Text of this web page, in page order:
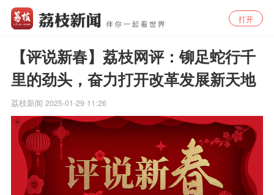
打开
【评说新春】荔枝网评：铆足蛇行千
里的劲头，奋力打开改革发展新天地
荔枝新闻 2025-01-29 11:26